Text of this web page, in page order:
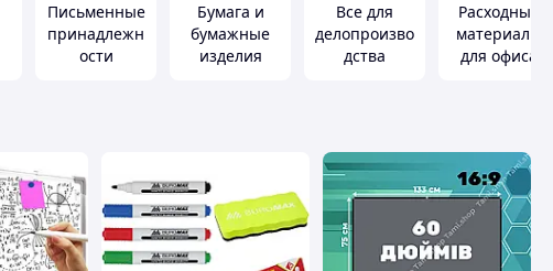
Письменные
принадлежн
ости
Бумага и
бумажные
изделия
Все для
делопроизво
дства
Расходные
материалы
для офиса